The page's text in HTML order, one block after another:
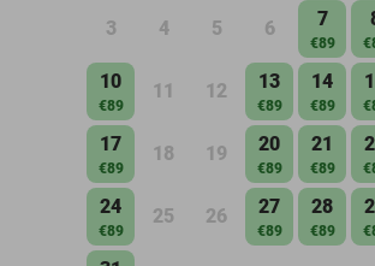
3 4 5 6 7
€89
10
€89
11 12 13
€89
14
€89
17
€89
18 19 20
€89
21
€89
24
€89
25 26 27
€89
28
€89